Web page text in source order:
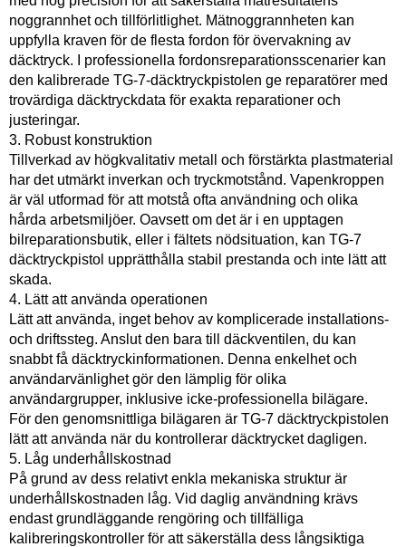
noggrannhet och tillförlitlighet. Mätnoggrannheten kan
uppfylla kraven för de flesta fordon för övervakning av
däcktryck. I professionella fordonsreparationsscenarier kan
den kalibrerade TG-7-däcktryckpistolen ge reparatörer med
trovärdiga däcktryckdata för exakta reparationer och
justeringar.
3. Robust konstruktion
Tillverkad av högkvalitativ metall och förstärkta plastmaterial
har det utmärkt inverkan och tryckmotstånd. Vapenkroppen
är väl utformad för att motstå ofta användning och olika
hårda arbetsmiljöer. Oavsett om det är i en upptagen
bilreparationsbutik, eller i fältets nödsituation, kan TG-7
däcktryckpistol upprätthålla stabil prestanda och inte lätt att
skada.
4. Lätt att använda operationen
Lätt att använda, inget behov av komplicerade installations-
och driftssteg. Anslut den bara till däckventilen, du kan
snabbt få däcktryckinformationen. Denna enkelhet och
användarvänlighet gör den lämplig för olika
användargrupper, inklusive icke-professionella bilägare.
För den genomsnittliga bilägaren är TG-7 däcktryckpistolen
lätt att använda när du kontrollerar däcktrycket dagligen.
5. Låg underhållskostnad
På grund av dess relativt enkla mekaniska struktur är
underhållskostnaden låg. Vid daglig användning krävs
endast grundläggande rengöring och tillfälliga
kalibreringskontroller för att säkerställa dess långsiktiga